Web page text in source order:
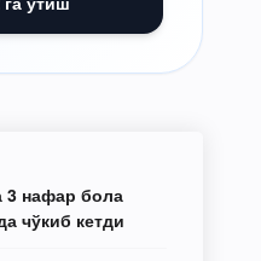
3 нафар бола
чўкиб кетди